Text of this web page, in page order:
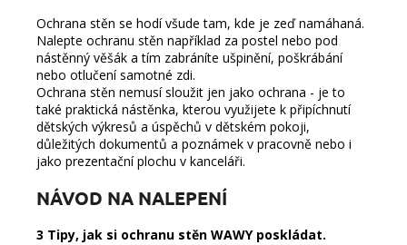
Ochrana stěn se hodí všude tam, kde je zeď namáhaná.
Nalepte ochranu stěn například za postel nebo pod
nástěnný věšák a tím zabráníte ušpinění, poškrábání
nebo otlučení samotné zdi.
Ochrana stěn nemusí sloužit jen jako ochrana - je to
také praktická nástěnka, kterou využijete k připíchnutí
dětských výkresů a úspěchů v dětském pokoji,
důležitých dokumentů a poznámek v pracovně nebo i
jako prezentační plochu v kanceláři.
NÁVOD NA NALEPENÍ
3 Tipy, jak si ochranu stěn WAWY poskládat.